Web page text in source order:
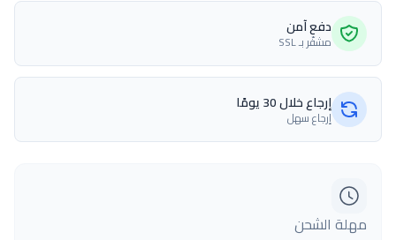
دفع آمن
مشفّر بـ SSL
إرجاع خلال 30 يومًا
إرجاع سهل
مهلة الشحن